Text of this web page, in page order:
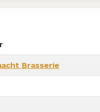
Brasserie